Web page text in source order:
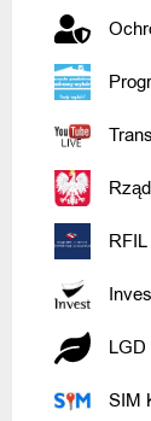
RFIL
LGD
SIM